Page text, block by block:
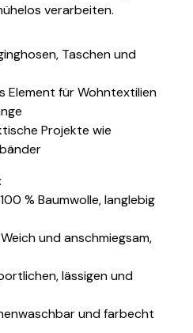
verarbeiten.
Taschen und
Element für Wohntextilien
Projekte wie
100 % Baumwolle, langlebig
Weich und anschmiegsam,
lässigen und
und farbecht